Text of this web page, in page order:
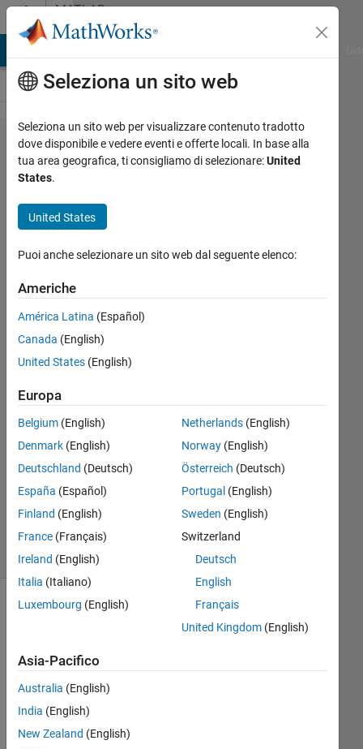
Vai al contenutoMATLAB
Answers
Issue with
LSTM
Simulink
Battery
SOH
Prediction
CH
2025
Risposta
Aggiornato
28 Mag
2025
9
Visualizzazioni
(30 giorni)
Seleziona un sito web
Seleziona un sito web per visualizzare contenuto tradotto
dove disponibile e vedere eventi e offerte locali. In base alla
tua area geografica, ti consigliamo di selezionare:United
States.
United States
Puoi anche selezionare un sito web dal seguente elenco:
Americhe
América Latina (Español)
Canada (English)
United States (English)
Europa
Belgium (English)
Denmark (English)
Deutschland (Deutsch)
España (Español)
Finland (English)
France (Français)
Ireland (English)
Italia (Italiano)
Luxembourg (English)
Netherlands(English)
Norway(English)
Österreich (Deutsch)
Portugal (English)
Sweden (English)
Switzerland
Deutsch
English
Français
United Kingdom(English)
Asia-Pacifico
Australia (English)
India (English)
New Zealand (English)